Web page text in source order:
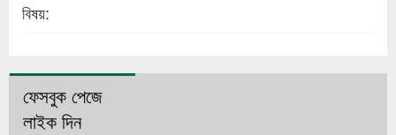
বিষয়:
ফেসবুক পেজে
লাইক দিন